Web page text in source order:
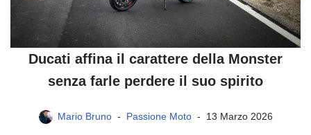
Ducati affina il carattere della Monster
senza farle perdere il suo spirito
Mario Bruno Passione Moto 13 Marzo 2026